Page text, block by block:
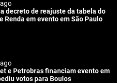
decreto de reajuste da tabela do
Renda em evento em São Paulo
e Petrobras financiam evento em
votos para Boulos